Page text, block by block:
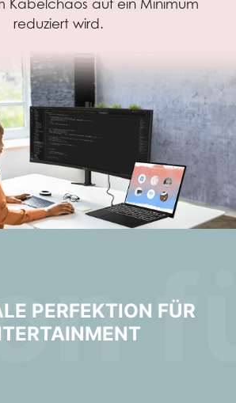
Kabelchaos auf ein Minimum
reduziert wird.
PERFEKTION FÜR